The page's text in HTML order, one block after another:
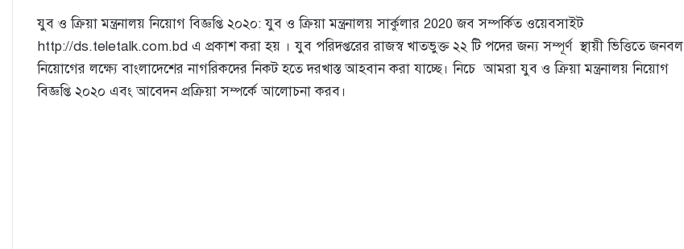
যুব ও ক্রিয়া মন্ত্রনালয় নিয়োগ বিজ্ঞপ্তি ২০২০: যুব ও ক্রিয়া মন্ত্রনালয় সার্কুলার 2020 জব সম্পর্কিত ওয়েবসাইট
http://ds.teletalk.com.bd এ প্রকাশ করা হয় । যুব পরিদপ্তরের রাজস্ব খাতভুক্ত ২২ টি পদের জন্য সম্পূর্ণ স্থায়ী ভিত্তিতে জনবল
নিয়োগের লক্ষ্যে বাংলাদেশের নাগরিকদের নিকট হতে দরখাস্ত আহবান করা যাচ্ছে। নিচে আমরা যুব ও ক্রিয়া মন্ত্রনালয় নিয়োগ
বিজ্ঞপ্তি ২০২০ এবং আবেদন প্রক্রিয়া সম্পর্কে আলোচনা করব।